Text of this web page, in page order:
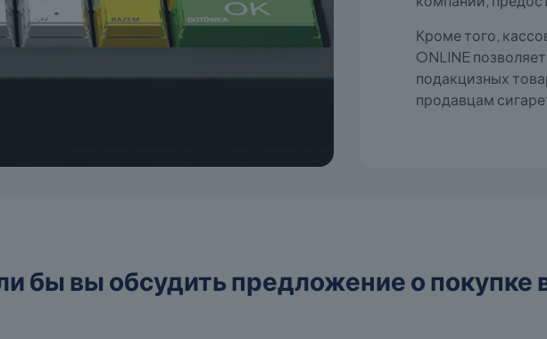
Кроме того,
ONLINE
подакцизных
продавцам
бы вы обсудить предложение о покупке